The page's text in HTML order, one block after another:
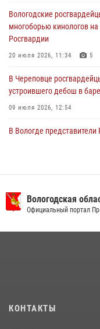
нарушителя на питбайке
31 июля 2026, 06:43
Вологодские
многоборью кинологов
Росгвардии
20 июля 2026, 11:34 5
В Череповце
устроившего дебош в баре
09 июля 2026, 12:54
В Вологде
стрельбу
27 июля 2026, 07:28
минувшую неделю
Вологодская
Официальный портал
КОНТАКТЫ